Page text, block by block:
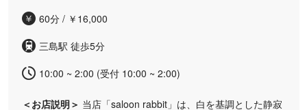
気軽にご利用いただけます。洗練されたおもてなしの心で、
60分 / ￥16,000
三島駅 徒歩5分
10:00 ~ 2:00 (受付 10:00 ~ 2:00)
＜お店説明＞ 当店「saloon rabbit」は、白を基調とした静寂